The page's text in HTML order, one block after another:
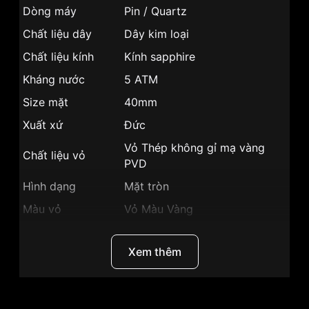
Dòng máy
Pin / Quartz
Chất liệu dây
Dây kim loại
Chất liệu kính
Kính sapphire
Kháng nước
5 ATM
Size mặt
40mm
Xuất xứ
Đức
Chất liệu vỏ
Vỏ Thép không gỉ mạ vàng
PVD
Hình dạng
Mặt tròn
Màu vỏ
Vỏ Màu Vàng
Sang trọng
Lịch ngày, Giờ, Phút, Giây
Xem thêm